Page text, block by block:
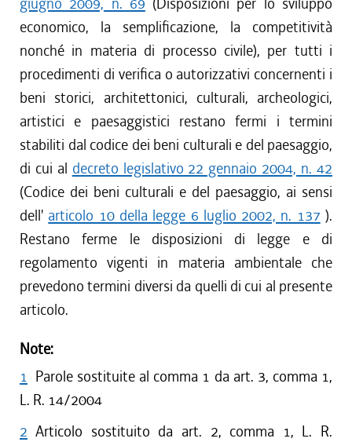
economico, la semplificazione, la competitività
nonché in materia di processo civile), per tutti i
procedimenti di verifica o autorizzativi concernenti i
beni storici, architettonici, culturali, archeologici,
artistici e paesaggistici restano fermi i termini
stabiliti dal codice dei beni culturali e del paesaggio,
di cui al decreto legislativo 22 gennaio 2004, n. 42
(Codice dei beni culturali e del paesaggio, ai sensi
dell' articolo 10 della legge 6 luglio 2002, n. 137 ).
Restano ferme le disposizioni di legge e di
regolamento vigenti in materia ambientale che
prevedono termini diversi da quelli di cui al presente
articolo.
Note:
1 Parole sostituite al comma 1 da art. 3, comma 1,
L. R. 14/2004
2 Articolo sostituito da art. 2, comma 1, L. R.